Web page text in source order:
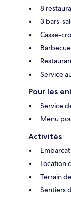
8
3 bars-
Casse-
Barbecue
Service
Pour les
Service
Menu
Activités
Location
Terrain
Sentiers